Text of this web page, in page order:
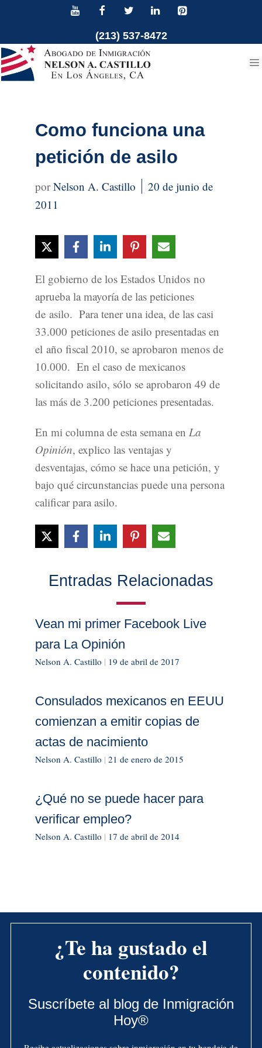
contenido
(213) 537-8472
Como funciona una
petición de asilo
Nelson A. Castillo
20 de junio de
2011
El gobierno de los Estados Unidos no
aprueba la mayoría de las peticiones
de asilo. Para tener una idea, de las casi
33.000 peticiones de asilo presentadas en
el año fiscal 2010, se aprobaron menos de
10.000. En el caso de mexicanos
solicitando asilo, sólo se aprobaron 49 de
las más de 3.200 peticiones presentadas.
En mi columna de esta semana en La
Opinión, explico las ventajas y
desventajas, cómo se hace una petición, y
bajo qué circunstancias puede una persona
calificar para asilo.
Entradas Relacionadas
Vean mi primer Facebook Live
para La Opinión
Nelson A. Castillo | 19 de abril de 2017
Consulados mexicanos en EEUU
comienzan a emitir copias de
actas de nacimiento
Nelson A. Castillo | 21 de enero de 2015
¿Qué no se puede hacer para
verificar empleo?
Nelson A. Castillo | 17 de abril de 2014
¿Te ha gustado el
contenido?
Suscríbete al blog de Inmigración
Hoy®